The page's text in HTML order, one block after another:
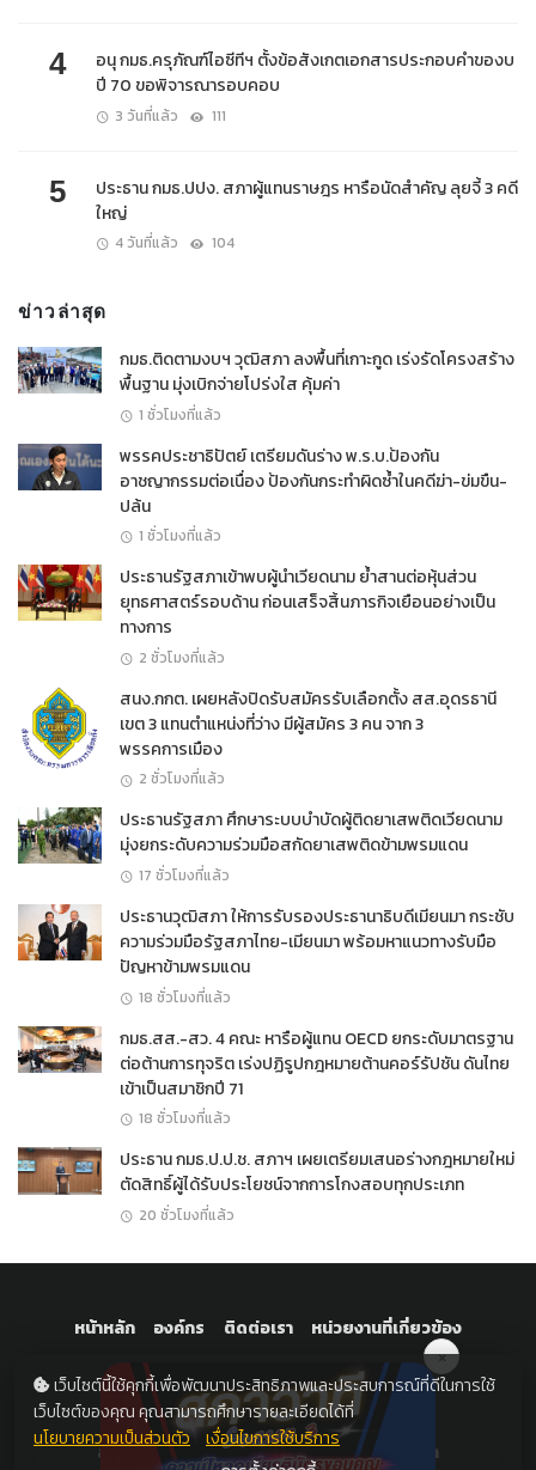
4
อนุ กมธ.ครุภัณฑ์ไอซีทีฯ ตั้งข้อสังเกตเอกสารประกอบคำของบ
ปี 70 ขอพิจารณารอบคอบ
3 วันที่แล้ว 111
5
ประธาน กมธ.ปปง. สภาผู้แทนราษฎร หารือนัดสำคัญ ลุยจี้ 3 คดี
ใหญ่
4 วันที่แล้ว 104
ข่าวล่าสุด
กมธ.ติดตามงบฯ วุฒิสภา ลงพื้นที่เกาะกูด เร่งรัดโครงสร้าง
พื้นฐาน มุ่งเบิกจ่ายโปร่งใส คุ้มค่า ​
1 ชั่วโมงที่แล้ว
พรรคประชาธิปัตย์ เตรียมดันร่าง พ.ร.บ.ป้องกัน
อาชญากรรมต่อเนื่อง ป้องกันกระทำผิดซ้ำในคดีฆ่า-ข่มขืน-
ปล้น
1 ชั่วโมงที่แล้ว
ประธานรัฐสภาเข้าพบผู้นำเวียดนาม ย้ำสานต่อหุ้นส่วน
ยุทธศาสตร์รอบด้าน ก่อนเสร็จสิ้นภารกิจเยือนอย่างเป็น
ทางการ
2 ชั่วโมงที่แล้ว
สนง.กกต. เผยหลังปิดรับสมัครรับเลือกตั้ง สส.อุดรธานี
เขต 3 แทนตำแหน่งที่ว่าง มีผู้สมัคร 3 คน จาก 3
พรรคการเมือง
2 ชั่วโมงที่แล้ว
ประธานรัฐสภา ศึกษาระบบบำบัดผู้ติดยาเสพติดเวียดนาม
มุ่งยกระดับความร่วมมือสกัดยาเสพติดข้ามพรมแดน
17 ชั่วโมงที่แล้ว
ประธานวุฒิสภา ให้การรับรองประธานาธิบดีเมียนมา กระชับ
ความร่วมมือรัฐสภาไทย-เมียนมา พร้อมหาแนวทางรับมือ
ปัญหาข้ามพรมแดน
18 ชั่วโมงที่แล้ว
กมธ.สส.-สว. 4 คณะ หารือผู้แทน OECD ยกระดับมาตรฐาน
ต่อต้านการทุจริต เร่งปฏิรูปกฎหมายต้านคอร์รัปชัน ดันไทย
เข้าเป็นสมาชิกปี 71
18 ชั่วโมงที่แล้ว
ประธาน กมธ.ป.ป.ช. สภาฯ เผยเตรียมเสนอร่างกฎหมายใหม่
ตัดสิทธิ์ผู้ได้รับประโยชน์จากการโกงสอบทุกประเภท
20 ชั่วโมงที่แล้ว
หน้าหลัก องค์กร ติดต่อเรา หน่วยงานที่เกี่ยวข้อง
สถานีวิทยุกระจายเสียงและวิทยุโทรทัศน์รัฐสภา
เว็บไซต์นี้ใช้คุกกี้เพื่อพัฒนาประสิทธิภาพและประสบการณ์ที่ดีในการใช้
เว็บไซต์ของคุณ คุณสามารถศึกษารายละเอียดได้ที่
นโยบายความเป็นส่วนตัว
เงื่อนไขการใช้บริการ
×